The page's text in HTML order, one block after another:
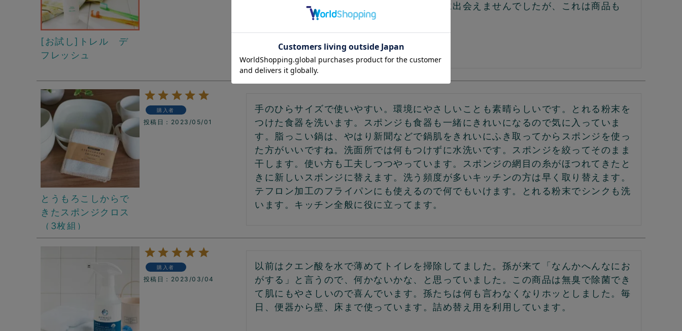
[お試し]トレル デ
フレッシュ
して、なかなか「これでいい」というものに出会えませんでしたが、これは商品も
ネーミングもお気に入りになりました。
とうもろこしからで
きたスポンジクロス
（3枚組）
購入者
投稿日 2023/05/01
手のひらサイズで使いやすい。環境にやさしいことも素晴らしいです。とれる粉末を
つけた食器を洗います。スポンジも食器も一緒にきれいになるので気に入っていま
す。脂っこい鍋は、やはり新聞などで鍋肌をきれいにふき取ってからスポンジを使っ
た方がいいですね。洗面所では何もつけずに水洗いです。スポンジを絞ってそのまま
干します。使い方も工夫しつつやっています。スポンジの網目の糸がほつれてきたと
きに新しいスポンジに替えます。洗う頻度が多いキッチンの方は早く取り替えます。
テフロン加工のフライパンにも使えるので何でもいけます。とれる粉末でシンクも洗
います。キッチン全般に役に立ってます。
購入者
投稿日 2023/03/04
以前はクエン酸を水で薄めてトイレを掃除してました。孫が来て「なんかへんなにお
がする」と言うので、何かないかな、と思っていました。この商品は無臭で除菌でき
て肌にもやさしいので喜んでいます。孫たちは何も言わなくなりホッとしました。毎
日、便器から壁、床まで使っています。詰め替え用を利用しています。